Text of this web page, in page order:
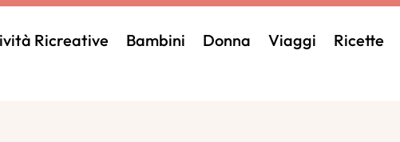
Ricreative Bambini Donna Viaggi Ricette